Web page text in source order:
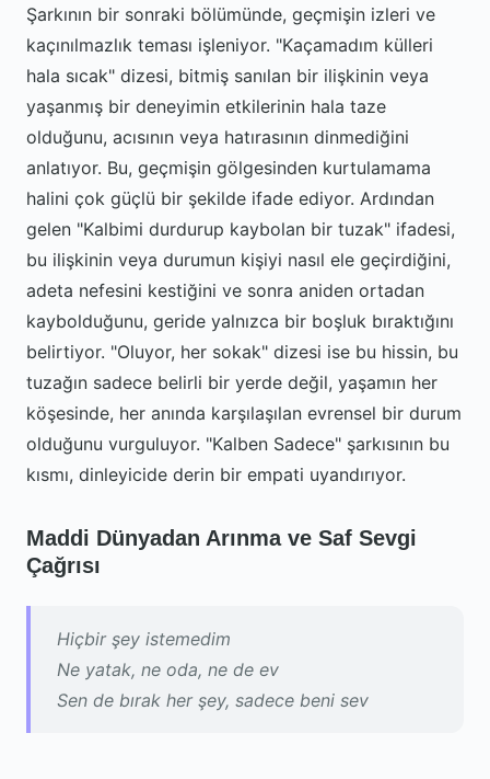
Şarkının bir sonraki bölümünde, geçmişin izleri ve
kaçınılmazlık teması işleniyor. "Kaçamadım külleri
hala sıcak" dizesi, bitmiş sanılan bir ilişkinin veya
yaşanmış bir deneyimin etkilerinin hala taze
olduğunu, acısının veya hatırasının dinmediğini
anlatıyor. Bu, geçmişin gölgesinden kurtulamama
halini çok güçlü bir şekilde ifade ediyor. Ardından
gelen "Kalbimi durdurup kaybolan bir tuzak" ifadesi,
bu ilişkinin veya durumun kişiyi nasıl ele geçirdiğini,
adeta nefesini kestiğini ve sonra aniden ortadan
kaybolduğunu, geride yalnızca bir boşluk bıraktığını
belirtiyor. "Oluyor, her sokak" dizesi ise bu hissin, bu
tuzağın sadece belirli bir yerde değil, yaşamın her
köşesinde, her anında karşılaşılan evrensel bir durum
olduğunu vurguluyor. "Kalben Sadece" şarkısının bu
kısmı, dinleyicide derin bir empati uyandırıyor.
Maddi Dünyadan Arınma ve Saf Sevgi
Çağrısı
Hiçbir şey istemedim
Ne yatak, ne oda, ne de ev
Sen de bırak her şey, sadece beni sev